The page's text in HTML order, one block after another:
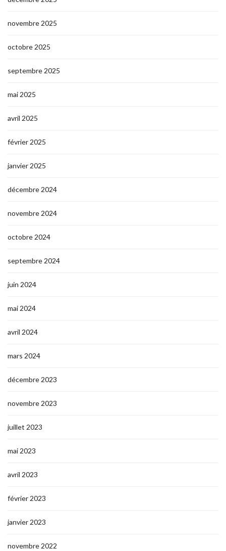
novembre 2025
octobre 2025
septembre 2025
mai 2025
avril 2025
février 2025
janvier 2025
décembre 2024
novembre 2024
octobre 2024
septembre 2024
juin 2024
mai 2024
avril 2024
mars 2024
décembre 2023
novembre 2023
juillet 2023
mai 2023
avril 2023
février 2023
janvier 2023
novembre 2022